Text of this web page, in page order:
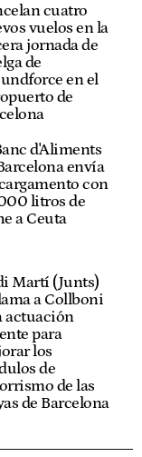
cuatro
vuelos en la
jornada de
de
en el
de
d'Aliments
envía
con
litros de
a Ceuta
Martí (Junts)
a Collboni
actuación
para
los
de
de las
de Barcelona